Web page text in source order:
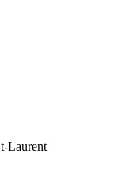
Laurent